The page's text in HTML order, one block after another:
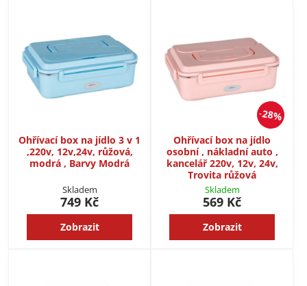
Ohřívací box na jídlo 3 v 1
,220v, 12v,24v, růžová,
modrá , Barvy Modrá
Skladem
749 Kč
Zobrazit
28%
Ohřívací box na jídlo
osobní , nákladní auto ,
kancelář 220v, 12v, 24v,
Trovita růžová
Skladem
569 Kč
Zobrazit